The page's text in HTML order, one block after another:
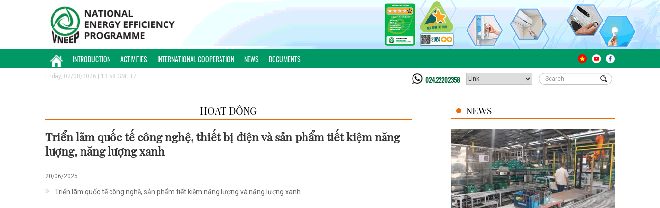
INTRODUCTION ACTIVITIES INTERNATIONAL COOPERATION NEWS DOCUMENTS
Friday, 07/08/2026 | 13:58 GMT+7 024.22202358
HOẠT ĐỘNG
Triển lãm quốc tế công nghệ, thiết bị điện và sản phẩm tiết kiệm năng
lượng, năng lượng xanh
20/06/2025
Triển lãm quốc tế công nghệ, sản phẩm tiết kiệm năng lượng và năng lượng xanh
NEWS